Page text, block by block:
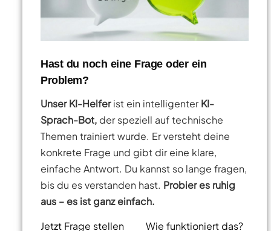
Hast du noch eine Frage oder ein
Problem?
Unser KI-Helferist ein intelligenterKI-
Sprach-Bot, der speziell auf technische
Themen trainiert wurde. Er versteht deine
konkrete Frage und gibt dir eine klare,
einfache Antwort. Du kannst so lange fragen,
bis du es verstanden hast. Probier es ruhig
aus – es ist ganz einfach.
Jetzt Frage stellen
Wie funktioniert das?